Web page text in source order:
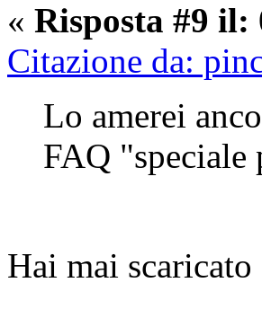
« Risposta #9 il:
Citazione da:
Lo amerei
FAQ "speciale
Hai mai